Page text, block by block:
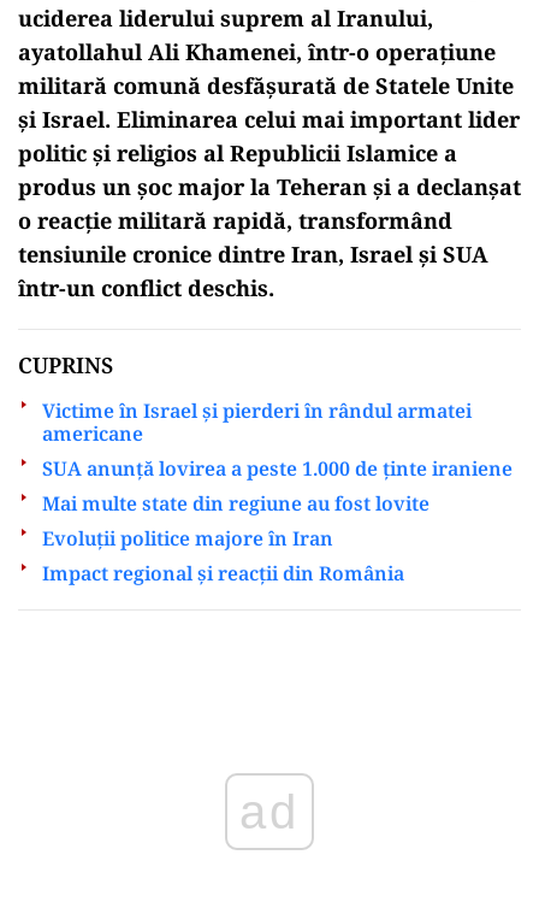
uciderea liderului suprem al Iranului,
ayatollahul Ali Khamenei, într-o operațiune
militară comună desfășurată de Statele Unite
și Israel. Eliminarea celui mai important lider
politic și religios al Republicii Islamice a
produs un șoc major la Teheran și a declanșat
o reacție militară rapidă, transformând
tensiunile cronice dintre Iran, Israel și SUA
într-un conflict deschis.
CUPRINS
Victime în Israel și pierderi în rândul armatei
americane
SUA anunță lovirea a peste 1.000 de ținte iraniene
Mai multe state din regiune au fost lovite
Evoluții politice majore în Iran
Impact regional și reacții din România